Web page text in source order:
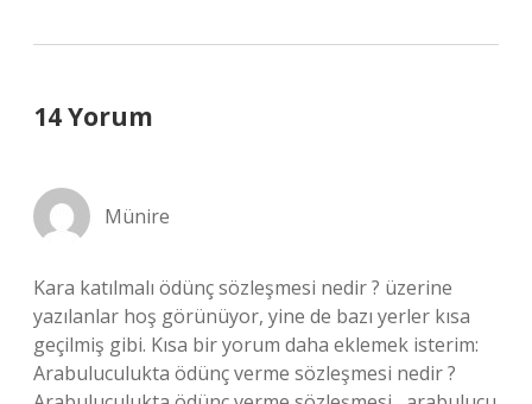
14 Yorum
Münire
Kara katılmalı ödünç sözleşmesi nedir ? üzerine
yazılanlar hoş görünüyor, yine de bazı yerler kısa
geçilmiş gibi. Kısa bir yorum daha eklemek isterim:
Arabuluculukta ödünç verme sözleşmesi nedir ?